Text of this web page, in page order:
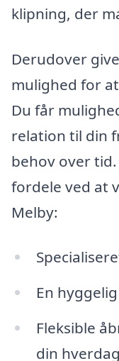
klipning, der
Derudover
mulighed for
Du får
relation til din
behov over
fordele ved at
Melby:
En
Fleksible
din hverdag